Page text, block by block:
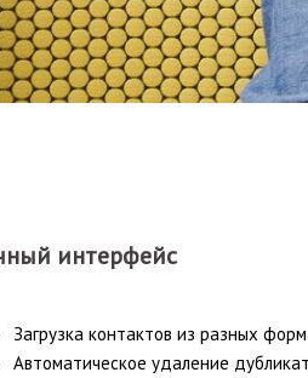
интерфейс
Загрузка контактов из разных
Автоматическое удаление